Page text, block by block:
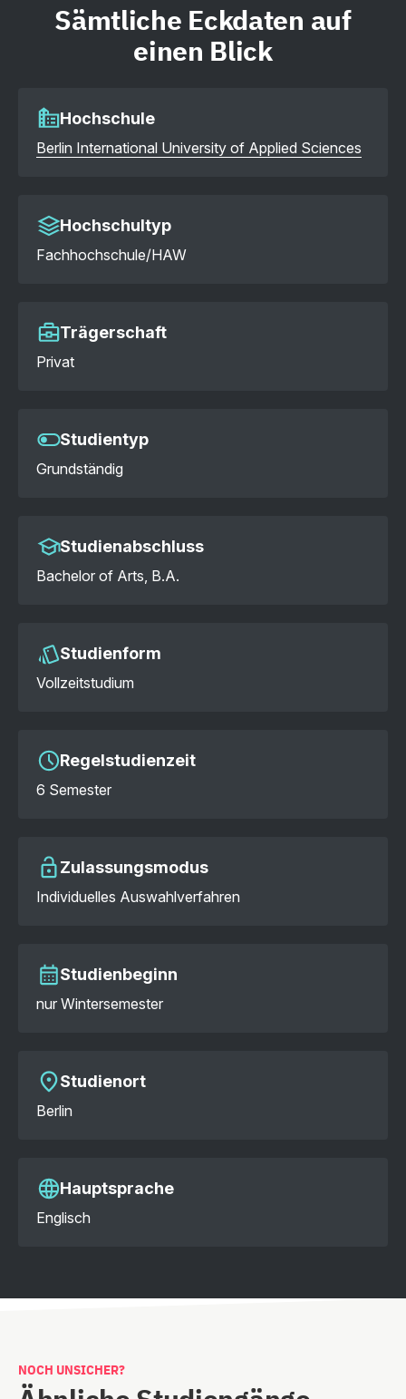
Sämtliche Eckdaten auf
einen Blick
Hochschule
Berlin International University of Applied Sciences
Hochschultyp
Fachhochschule/HAW
Trägerschaft
Privat
Studientyp
Grundständig
Studienabschluss
Bachelor of Arts, B.A.
Studienform
Vollzeitstudium
Regelstudienzeit
6 Semester
Zulassungsmodus
Individuelles Auswahlverfahren
Studienbeginn
nur Wintersemester
Studienort
Berlin
Hauptsprache
Englisch
NOCH UNSICHER?